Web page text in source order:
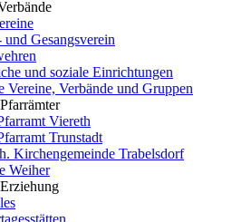
Gesangsverein
und soziale Einrichtungen
Vereine, Verbände und Gruppen
Viereth
Trunstadt
Kirchengemeinde Trabelsdorf
Weiher